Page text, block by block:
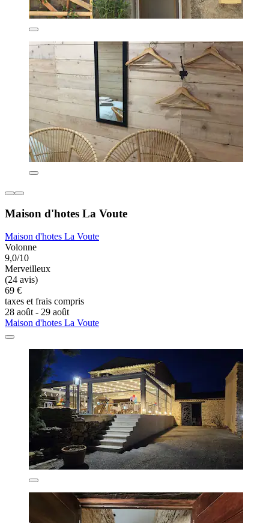
Maison d'hotes La Voute
Maison d'hotes La Voute
Volonne
9,0/10
Merveilleux
(24 avis)
69 €
taxes et frais compris
28 août - 29 août
Maison d'hotes La Voute